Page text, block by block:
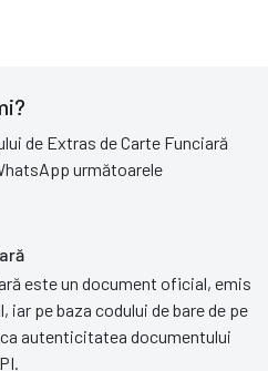
de Extras de Carte Funciară
următoarele
este un document oficial, emis
pe baza codului de bare de pe
autenticitatea documentului